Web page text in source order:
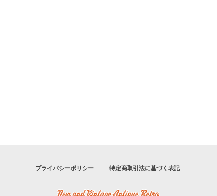
プライバシーポリシー 特定商取引法に基づく表記